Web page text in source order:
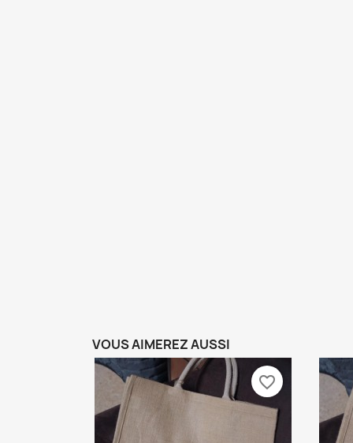
VOUS AIMEREZ AUSSI
favorite_border